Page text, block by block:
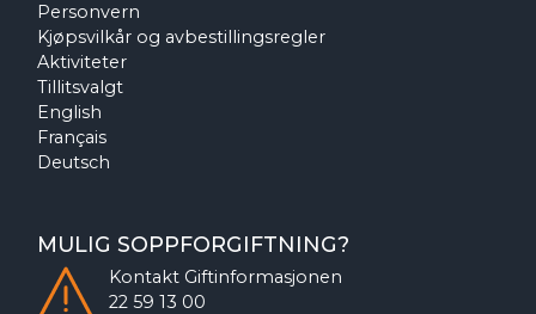
Personvern
Kjøpsvilkår og avbestillingsregler
Aktiviteter
Tillitsvalgt
English
Français
Deutsch
MULIG SOPPFORGIFTNING?
Kontakt Giftinformasjonen
22 59 13 00